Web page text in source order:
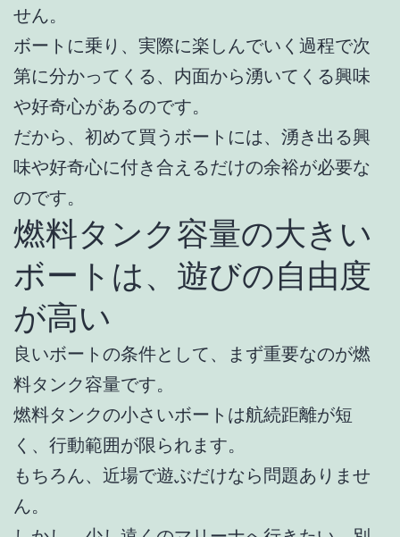
せん。
ボートに乗り、実際に楽しんでいく過程で次
第に分かってくる、内面から湧いてくる興味
や好奇心があるのです。
だから、初めて買うボートには、湧き出る興
味や好奇心に付き合えるだけの余裕が必要な
のです。
燃料タンク容量の大きい
ボートは、遊びの自由度
が高い
良いボートの条件として、まず重要なのが燃
料タンク容量です。
燃料タンクの小さいボートは航続距離が短
く、行動範囲が限られます。
もちろん、近場で遊ぶだけなら問題ありませ
ん。